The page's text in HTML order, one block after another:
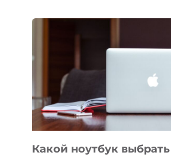
ПОМОГАЮТ
СОЗДАВАТЬ
БЕЗ
СЛОЖНОГО
КОДА
Какой ноутбук